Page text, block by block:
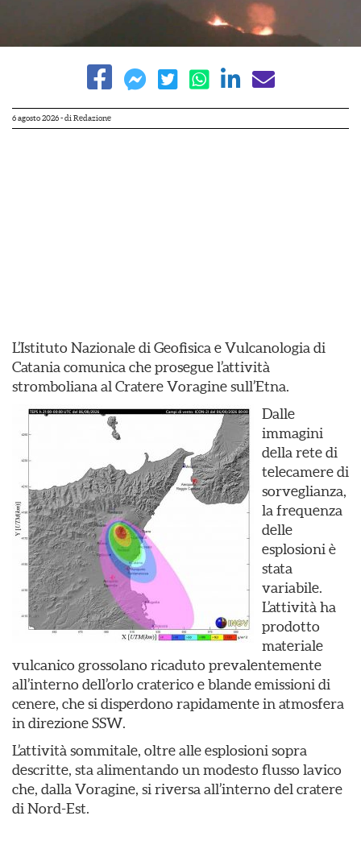
6 agosto 2026- di Redazione
L’Istituto Nazionale di Geofisica e Vulcanologia di
Catania comunica che prosegue l’attività
stromboliana al Cratere Voragine sull’Etna.
Dalle
immagini
della rete di
telecamere di
sorveglianza,
la frequenza
delle
esplosioni è
stata
variabile.
L’attività ha
prodotto
materiale
vulcanico grossolano ricaduto prevalentemente
all’interno dell’orlo craterico e blande emissioni di
cenere, che si disperdono rapidamente in atmosfera
in direzione SSW.
L’attività sommitale, oltre alle esplosioni sopra
descritte, sta alimentando un modesto flusso lavico
che, dalla Voragine, si riversa all’interno del cratere
di Nord-Est.